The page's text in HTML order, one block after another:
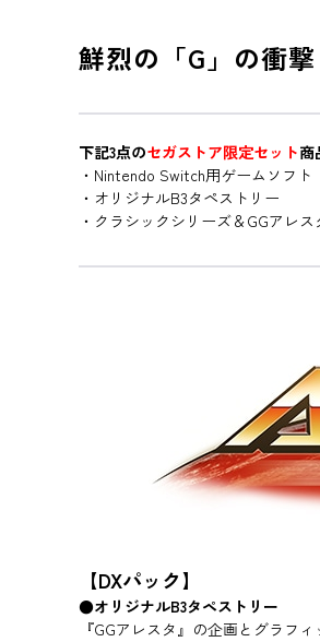
鮮烈の「G」の衝
下記3点のセガストア限定セット商
・Nintendo Switch用ゲームソフ
・オリジナルB3タペストリー
・クラシックシリーズ＆GGアレ
【DXパック】
●オリジナルB3タペストリー
『GGアレスタ』の企画とグラフ